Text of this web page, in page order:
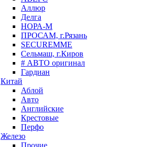
Аллюр
Делга
НОРА-М
ПРОСАМ, г.Рязань
SECUREMME
Сельмаш, г.Киров
# АВТО оригинал
Гардиан
Китай
Аблой
Авто
Английские
Крестовые
Перфо
Железо
Прочие